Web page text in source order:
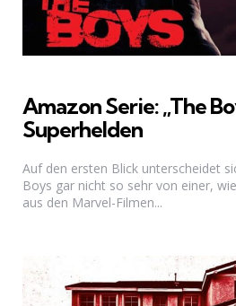
Amazon Serie: „The
Superhelden
Auf den ersten Blick unterscheidet
Boys gar nicht so sehr von einer,
aus den Marvel-Filmen...